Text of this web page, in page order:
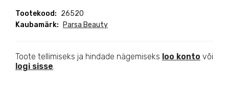
Tootekood: 26520
Kaubamärk:
Parsa Beauty
Toote tellimiseks ja hindade nägemiseks loo konto või
logi sisse